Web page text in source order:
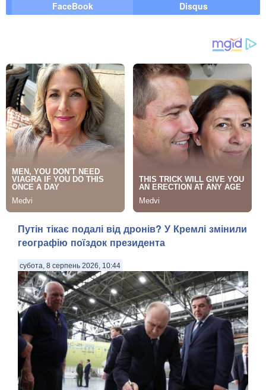
FaceBook
Disqus
Путін тікає подалі від дронів? У Кремлі змінили
географію поїздок президента
субота, 8 серпень 2026, 10:44